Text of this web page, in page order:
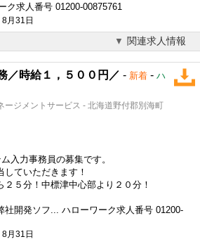
ク求人番号 01200-00875761
月31日
関連求人情報
／時給１，５００円／ - 新着 - ハ
ージメントサービス - 北海道野付郡別海町
入力事務員の募集です。
ていただきます！
２５分！中標津中心部より２０分！
社開発ソフ... ハローワーク求人番号 01200-
月31日